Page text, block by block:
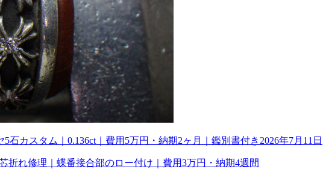
石カスタム｜0.136ct｜費用5万円・納期2ヶ月｜鑑別書付き 2026年7月11日